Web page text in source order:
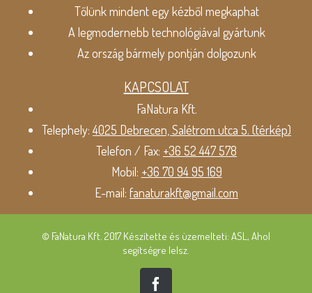
Tőlünk mindent egy kézből megkaphat
A legmodernebb technológiával gyártunk
Az ország bármely pontján dolgozunk
KAPCSOLAT
FaNatura Kft.
Telephely:4025 Debrecen, Salétrom utca 5. (térkép)
Telefon / Fax: +36 52 447 578
Mobil: +36 70 94 95 169
E-mail: fanaturakft@gmail.com
© FaNatura Kft. 2017 Készítette és üzemelteti: ASL, Ahol
segítségre lelsz.